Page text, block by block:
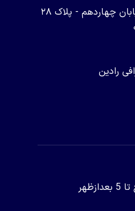
تهران - ولنجک - نبش خیابان چهاردهم - پلاک ۲۸